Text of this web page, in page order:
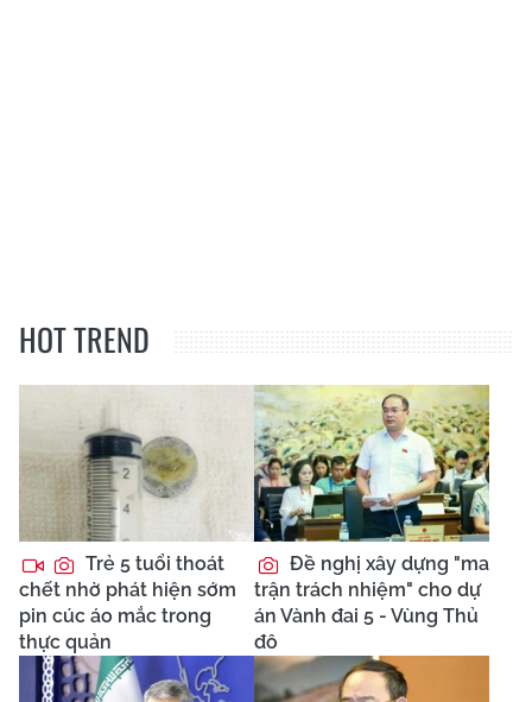
HOT TREND
Trẻ 5 tuổi thoát
chết nhờ phát hiện sớm
pin cúc áo mắc trong
thực quản
Đề nghị xây dựng "ma
trận trách nhiệm" cho dự
án Vành đai 5 - Vùng Thủ
đô